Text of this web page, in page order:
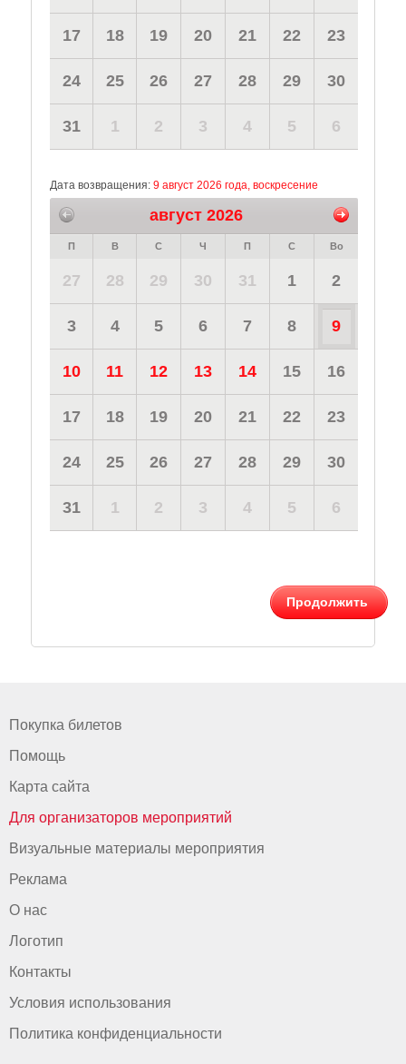
17 18 19 20 21 22 23
24 25 26 27 28 29 30
31 1 2 3 4 5 6
Дата возвращения: 9 август 2026 года, воскресение
август 2026
П В С Ч П С Во
27 28 29 30 31 1 2
3 4 5 6 7 8 9
10 11 12 13 14 15 16
17 18 19 20 21 22 23
24 25 26 27 28 29 30
31 1 2 3 4 5 6
Продолжить
Покупка билетов
Помощь
Карта сайта
Для организаторов мероприятий
Визуальные материалы мероприятия
Реклама
О нас
Логотип
Контакты
Условия использования
Политика конфиденциальности